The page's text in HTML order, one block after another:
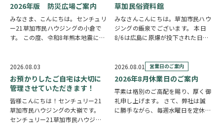
2026年版 防災広場ご案内
みなさま、こんにちは。センチュリ
ー21草加市民ハウジングの小倉で
す。 この度、令和8年熊本地震によ
多い国です。草加市においても、他
人事ではなく、日頃から少しでも、
防災意識を高め…
草加民俗資料館
みなさんこんにちは。草加市民ハウ
ジングの飯泉でございます。 本日
8/6は広島に原爆が投下された日に
もあります。 草加でも谷塚町、新
田などで空襲があったと言い伝えが
あります。草加…
2026.08.03
お預かりしたご自宅は大切に
管理させていただきます！
皆様こんにちは！センチュリー21
草加市民ハウジングの大嶺です。
センチュリー21草加市民ハウジン
2026.08.01 営業日のご案内
2026年8月休業日のご案内
平素は格別のご高配を賜り、厚く御
礼申し上げます。 さて、弊社は誠
に勝手ながら、毎週水曜日を定休日